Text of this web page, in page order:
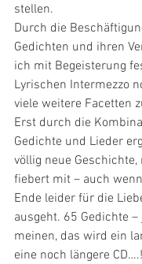
stellen.
Durch die
Gedichten und ihren
ich mit Begeisterung
Lyrischen Intermezzo
viele weitere Facetten
Erst durch die
Gedichte und Lieder
völlig neue
fiebert mit – auch
Ende leider für die
ausgeht. 65 Gedichte
meinen, das wird ein
eine noch längere